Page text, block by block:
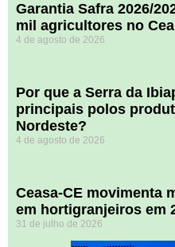
Garantia Safra 2026/
mil agricultores no
4 de agosto de 2026
Por que a Serra da
principais polos
Nordeste?
4 de agosto de 2026
Ceasa-CE movimenta
em hortigranjeiros em
31 de julho de 2026